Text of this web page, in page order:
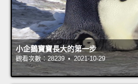
小企鵝寶寶長大的第一步
觀看次數：28239 • 2021-10-29